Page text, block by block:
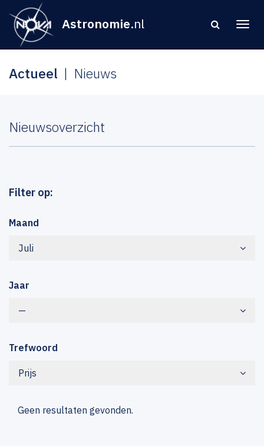
Astronomie.nl
Actueel Nieuws
Nieuwsoverzicht
Filter op:
Maand
Juli
Jaar
—
Trefwoord
Prijs
Geen resultaten gevonden.